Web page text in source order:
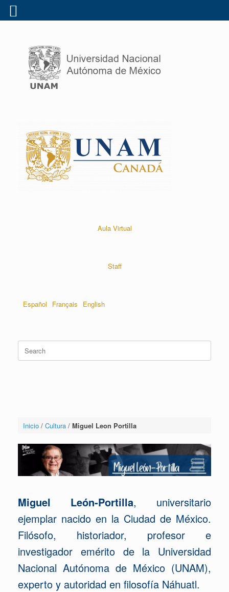
Aula Virtual
Staff
Español Français English
Inicio/ Cultura/ Miguel Leon Portilla
Miguel León-Portilla, universitario
ejemplar nacido en la Ciudad de México.
Filósofo, historiador, profesor e
investigador emérito de la Universidad
Nacional Autónoma de México (UNAM),
experto y autoridad en filosofía Náhuatl.